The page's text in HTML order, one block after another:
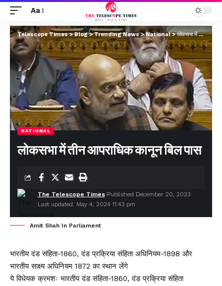
Aa
Telescope Times>Blog>Trending News>National>लोकसभा में तीन आपराधिक कानून बिल पास
NATIONAL
लोकसभा में तीन आपराधिक कानून बिल पास
Last updated: May 4, 2024 11:43 pm
The Telescope Times Published December 20, 2023
Amit Shah In Parliament
भारतीय दंड संहिता-1860, दंड प्रक्रिया संहिता अधिनियम-1898 और
भारतीय साक्ष्य अधिनियम 1872 का स्थान लेंगे
ये विधेयक क्रमशः भारतीय दंड संहिता-1860, दंड प्रक्रिया संहिता